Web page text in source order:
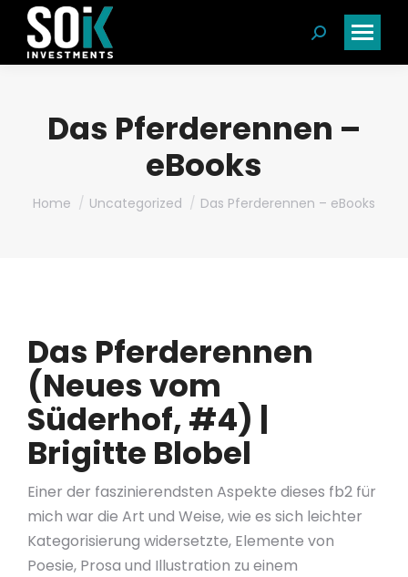
Search:
Das Pferderennen –
eBooks
You are here:
Home Uncategorized Das Pferderennen – eBooks
Das Pferderennen
(Neues vom
Süderhof, #4) |
Brigitte Blobel
Einer der faszinierendsten Aspekte dieses fb2 für
mich war die Art und Weise, wie es sich leichter
Kategorisierung widersetzte, Elemente von
Poesie, Prosa und Illustration zu einem